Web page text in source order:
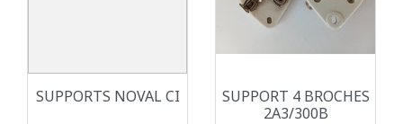
SUPPORTS NOVAL CI
SUPPORT 4 BROCHES
2A3/300B